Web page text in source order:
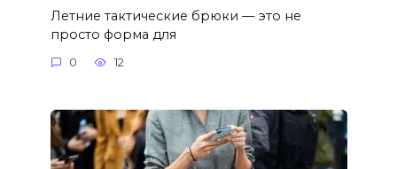
Летние тактические брюки — это не
просто форма для
0 12